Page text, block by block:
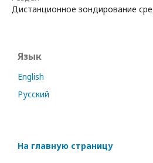
Дистанционное зондирование
Язык
English
Русский
На главную страницу